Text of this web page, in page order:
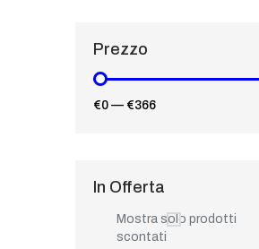
Prezzo
€0 — €366
In Offerta
Mostra solo prodotti
scontati